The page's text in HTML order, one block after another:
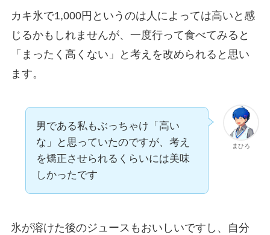
カキ氷で1,000円というのは人によっては高いと感
じるかもしれませんが、一度行って食べてみると
「まったく高くない」と考えを改められると思い
ます。
まひろ
男である私もぶっちゃけ「高い
な」と思っていたのですが、考え
を矯正させられるくらいには美味
しかったです
氷が溶けた後のジュースもおいしいですし、自分